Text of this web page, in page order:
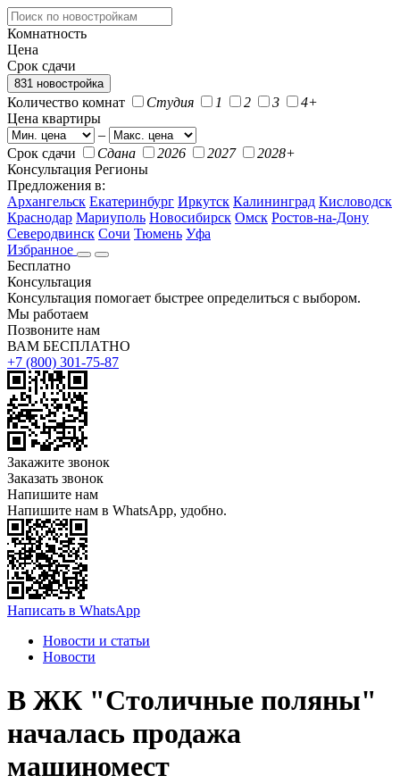
Комнатность
Цена
Срок сдачи
831 новостройка
Количество комнат Студия 1 2 3
4+
Цена квартиры
–
Срок сдачи
Сдана 2026 2027
2028+
Консультация Регионы
Предложения в:
Архангельск Екатеринбург Иркутск Калининград Кисловодск
Краснодар Мариуполь Новосибирск Омск Ростов-на-Дону
Северодвинск Сочи Тюмень Уфа
Избранное
Бесплатно
Консультация
Консультация помогает быстрее определиться с выбором.
Мы работаем
Позвоните нам
ВАМ БЕСПЛАТНО
+7 (800) 301-75-87
Закажите звонок
Заказать звонок
Напишите нам
Напишите нам в WhatsApp, удобно.
Написать в WhatsApp
Новости и статьи
Новости
В ЖК "Столичные поляны"
началась продажа
машиномест